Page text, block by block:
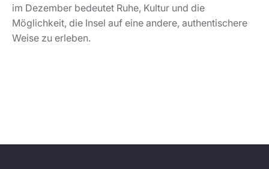
im Dezember bedeutet Ruhe, Kultur und die
Möglichkeit, die Insel auf eine andere, authentischere
Weise zu erleben.